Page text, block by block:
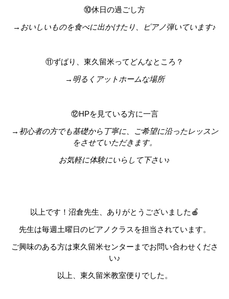
⑩休日の過ごし方
→おいしいものを食べに出かけたり、ピアノ弾いています♪
⑪ずばり、東久留米ってどんなところ？
→明るくアットホームな場所
⑫HPを見ている方に一言
→初心者の方でも基礎から丁寧に、ご希望に沿ったレッスン
をさせていただきます。
お気軽に体験にいらして下さい♪
以上です！沼倉先生、ありがとうございました🍎
先生は毎週土曜日のピアノクラスを担当されています。
ご興味のある方は東久留米センターまでお問い合わせくださ
い♪
以上、東久留米教室便りでした。